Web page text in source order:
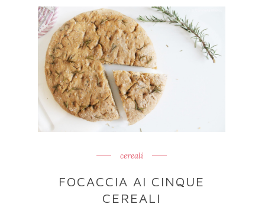
cereali
FOCACCIA AI CINQUE
CEREALI